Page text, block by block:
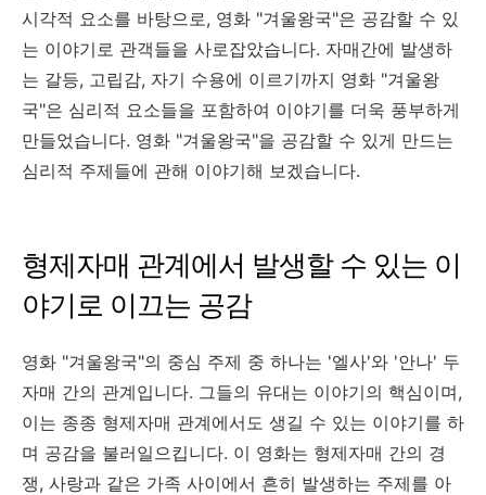
시각적 요소를 바탕으로, 영화 "겨울왕국"은 공감할 수 있
는 이야기로 관객들을 사로잡았습니다. 자매간에 발생하
는 갈등, 고립감, 자기 수용에 이르기까지 영화 "겨울왕
국"은 심리적 요소들을 포함하여 이야기를 더욱 풍부하게
만들었습니다. 영화 "겨울왕국"을 공감할 수 있게 만드는
심리적 주제들에 관해 이야기해 보겠습니다.
형제자매 관계에서 발생할 수 있는 이
야기로 이끄는 공감
영화 "겨울왕국"의 중심 주제 중 하나는 '엘사'와 '안나' 두
자매 간의 관계입니다. 그들의 유대는 이야기의 핵심이며,
이는 종종 형제자매 관계에서도 생길 수 있는 이야기를 하
며 공감을 불러일으킵니다. 이 영화는 형제자매 간의 경
쟁, 사랑과 같은 가족 사이에서 흔히 발생하는 주제를 아